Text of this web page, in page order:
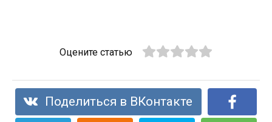
Оцените статью
Поделиться в ВКонтакте